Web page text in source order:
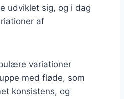
udviklet sig, og i dag
af
variationer
med fløde, som
konsistens, og